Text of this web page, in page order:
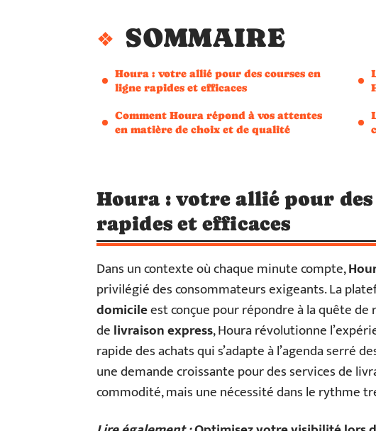
SOMMAIRE
Houra : votre allié pour des courses en
ligne rapides et efficaces
Comment Houra répond à vos attentes
en matière de choix et de qualité
Houra : votre allié pour des
rapides et efficaces
Dans un contexte où chaque minute compte,
privilégié des consommateurs exigeants. La
domicileest conçue pour répondre à la quête
delivraison express, Houra révolutionne
rapide des achats qui s’adapte à l’agenda serré
une demande croissante pour des services de
commodité, mais une nécessité dans le rythme